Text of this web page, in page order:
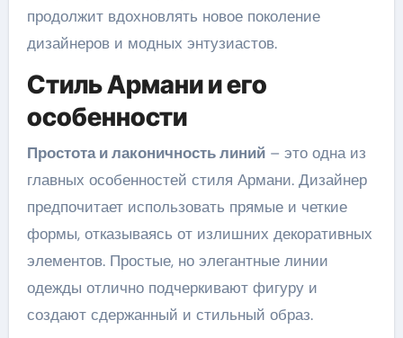
продолжит вдохновлять новое поколение
дизайнеров и модных энтузиастов.
Стиль Армани и его
особенности
Простота и лаконичность линий– это одна из
главных особенностей стиля Армани. Дизайнер
предпочитает использовать прямые и четкие
формы, отказываясь от излишних декоративных
элементов. Простые, но элегантные линии
одежды отлично подчеркивают фигуру и
создают сдержанный и стильный образ.